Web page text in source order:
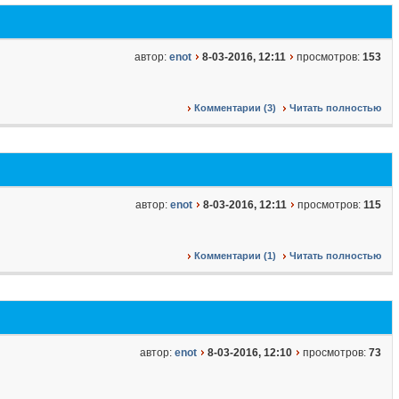
автор: enot 8-03-2016, 12:11 просмотров: 153
Комментарии (3) Читать полностью
автор: enot 8-03-2016, 12:11 просмотров: 115
Комментарии (1) Читать полностью
автор: enot 8-03-2016, 12:10 просмотров: 73